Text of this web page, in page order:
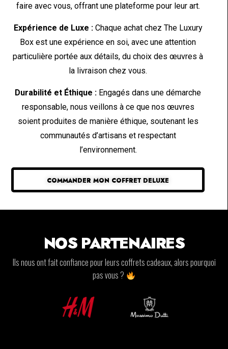
faire avec vous, offrant une plateforme pour leur art.
Expérience de Luxe :Chaque achat chez The Luxury
Box est une expérience en soi, avec une attention
particulière portée aux détails, du choix des œuvres à
la livraison chez vous.
Durabilité et Éthique : Engagés dans une démarche
responsable, nous veillons à ce que nos œuvres
soient produites de manière éthique, soutenant les
communautés d’artisans et respectant
l’environnement.
COMMANDER MON COFFRET DELUXE
NOS PARTENAIRES
Ils nous ont fait confiance pour leurs coffrets cadeaux, alors pourquoi
pas vous ?